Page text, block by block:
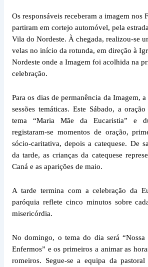
Os responsáveis receberam a imagem nos
partiram em cortejo automóvel, pela
Vila do Nordeste. À chegada, realizou-se
velas no início da rotunda, em direção à
Nordeste onde a Imagem foi acolhida na
celebração.
Para os dias de permanência da Imagem,
sessões temáticas. Este Sábado, a
tema “Maria Mãe da Eucaristia” e
registaram-se momentos de oração,
sócio-caritativa, depois a catequese. De
da tarde, as crianças da catequese
Caná e as aparições de maio.
A tarde termina com a celebração da
paróquia reflete cinco minutos sobre
misericórdia.
No domingo, o tema do dia será “Nossa
Enfermos” e os primeiros a animar as
romeiros. Segue-se a equipa da